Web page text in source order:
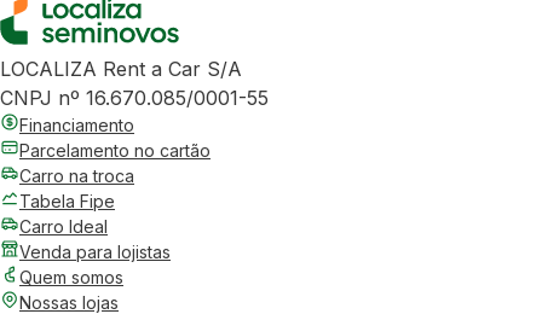
LOCALIZA Rent a Car S/A
CNPJ nº 16.670.085/0001-55
Financiamento
Parcelamento no cartão
Carro na troca
Tabela Fipe
Carro Ideal
Venda para lojistas
Quem somos
Nossas lojas